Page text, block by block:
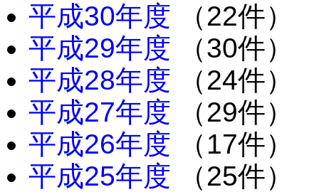
平成30年度 （22件）
平成29年度 （30件）
平成28年度 （24件）
平成27年度 （29件）
平成26年度 （17件）
平成25年度 （25件）